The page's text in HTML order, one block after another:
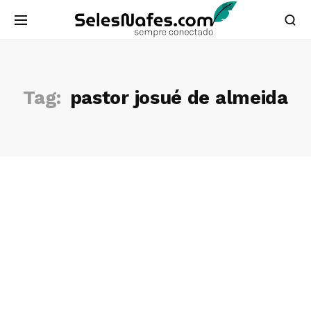
Tag: pastor josué de almeida